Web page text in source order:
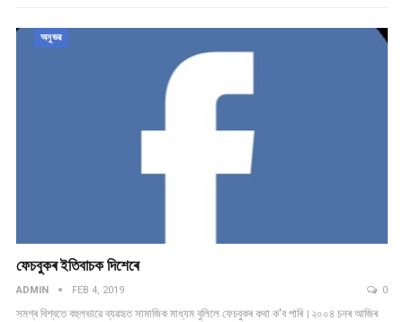
অনুভৱ
ফেচবুকৰ ইতিবাচক দিশেৰে
ADMIN FEB 4, 2019 0
সমগ্ৰ বিশ্বতে বহুলভাৱে ব্যৱহৃত সামাজিক মাধ্যম বুলিলে ফেচবুকৰ কথা ক'ব পাৰি।২০০৪ চনৰ আজিৰ